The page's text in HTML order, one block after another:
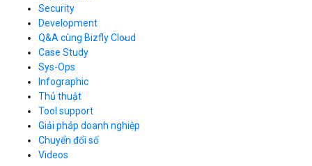
Load Balancer
Auto Scaling
Container Registry
Kubernetes
Cloud Database
Call Center
Business Email
Simple Storage
VOD
VPN
Traffic Manager
Cloud VPS
Security
Development
Q&A cùng Bizfly Cloud
Q&A về Bizfly Cloud Server
Thao tác kết nối tới server
Videos
Q&A về Bizfly Business Email
Videos
Case Study
Sys-Ops
Infographic
Thủ thuật
Tool support
Giải pháp doanh nghiệp
Chuyển đổi số
Videos